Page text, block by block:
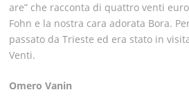
are” che racconta di quattro venti
Fohn e la nostra cara adorata Bora.
passato da Trieste ed era stato in
Venti.
Omero Vanin